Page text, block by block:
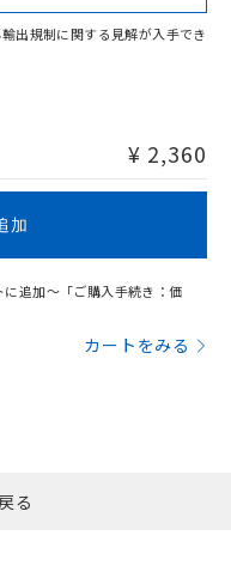
があります。
出規制に関する見解が入手でき
¥ 2,360
加
追加～「ご購入手続き：価
カートをみる
る